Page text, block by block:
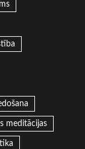
meditācijas